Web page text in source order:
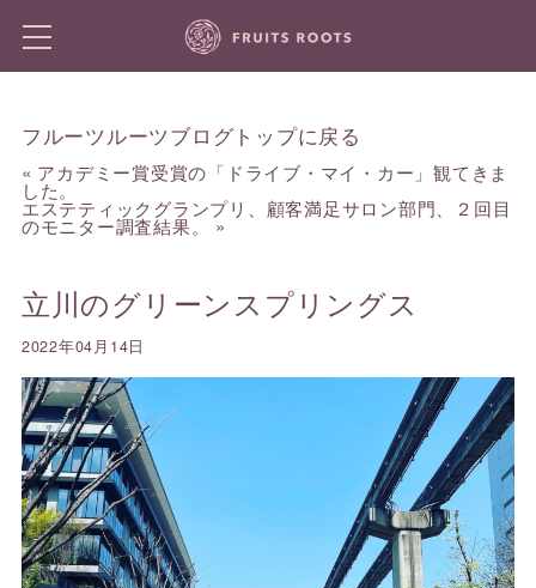
フルーツルーツブログトップに戻る
« アカデミー賞受賞の「ドライブ・マイ・カー」観てきま
した。
エステティックグランプリ、顧客満足サロン部門、２回目
のモニター調査結果。 »
立川のグリーンスプリングス
2022年04月14日